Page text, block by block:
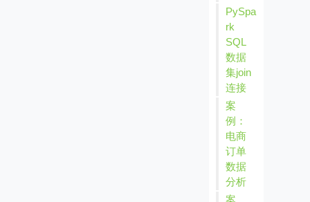
PySpa
rk
SQL
数据
集join
连接
案
例：
电商
订单
数据
分析
案